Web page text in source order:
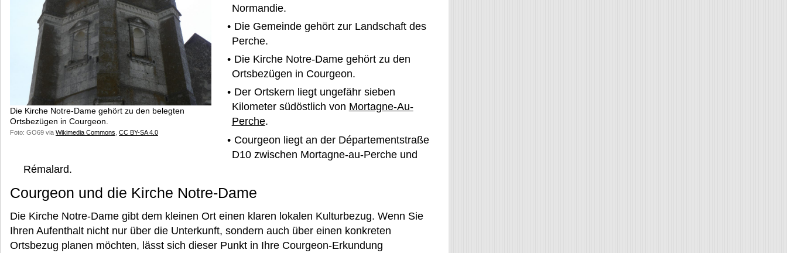
Die Kirche Notre-Dame gehört zu den belegten
Ortsbezügen in Courgeon.
Foto: GO69 via Wikimedia Commons CC BY-SA 4.0
Normandie.
Die Gemeinde gehört zur Landschaft des
Perche.
Die Kirche Notre-Dame gehört zu den
Ortsbezügen in Courgeon.
Der Ortskern liegt ungefähr sieben
Kilometer südöstlich von Mortagne-Au-
Perche.
Courgeon liegt an der Départementstraße
D10 zwischen Mortagne-au-Perche und
Rémalard.
Courgeon und die Kirche Notre-Dame
Die Kirche Notre-Dame gibt dem kleinen Ort einen klaren lokalen Kulturbezug. Wenn Sie
Ihren Aufenthalt nicht nur über die Unterkunft, sondern auch über einen konkreten
Ortsbezug planen möchten, lässt sich dieser Punkt in Ihre Courgeon-Erkundung